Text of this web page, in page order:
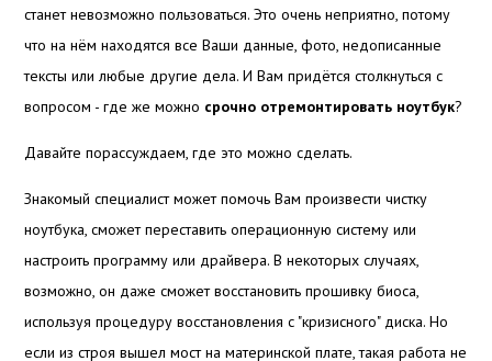
станет невозможно пользоваться. Это очень неприятно, потому
что на нём находятся все Ваши данные, фото, недописанные
тексты или любые другие дела. И Вам придётся столкнуться с
вопросом - где же можно срочно отремонтировать ноутбук?
Давайте порассуждаем, где это можно сделать.
Знакомый специалист может помочь Вам произвести чистку
ноутбука, сможет переставить операционную систему или
настроить программу или драйвера. В некоторых случаях,
возможно, он даже сможет восстановить прошивку биоса,
используя процедуру восстановления с "кризисного" диска. Но
если из строя вышел мост на материнской плате, такая работа не